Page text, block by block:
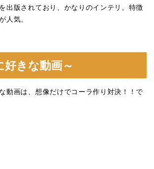
出版されており、かなりのインテリ。特徴
人気。
好きな動画～
動画は、想像だけでコーラ作り対決！！で